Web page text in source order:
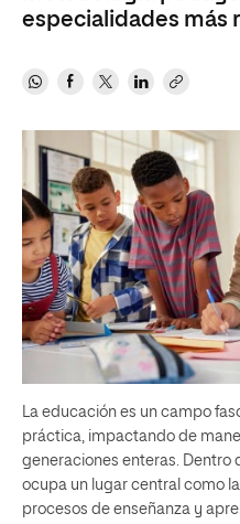
especialidades más
La educación es un campo
práctica, impactando de
generaciones enteras. Dentro
ocupa un lugar central como
procesos de enseñanza y